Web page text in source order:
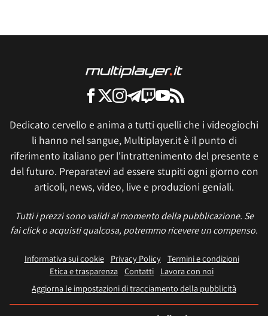
Dedicato cervello e anima a tutti quelli che i videogiochi
li hanno nel sangue, Multiplayer.it è il punto di
riferimento italiano per l'intrattenimento del presente e
del futuro. Preparatevi ad essere stupiti ogni giorno con
articoli, news, video, live e produzioni geniali.
Tutti i prezzi sono validi al momento della pubblicazione. Se
fai click o acquisti qualcosa, potremmo ricevere un compenso.
Informativa sui cookie Privacy Policy
Termini e condizioni
Etica e trasparenza Contatti
Lavora con noi
Aggiorna le impostazioni di tracciamento della pubblicità